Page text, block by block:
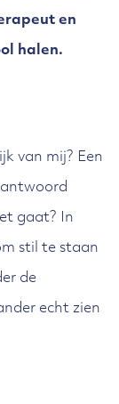
en
halen.
van mij? Een
gaat? In
stil te staan
de
echt zien